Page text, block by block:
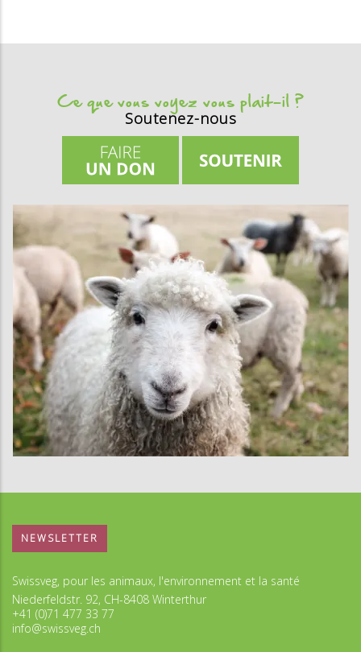
Ce que vous voyez vous plait-il ?
Soutenez-nous
NEWSLETTER
Swissveg, pour les animaux, l'environnement et la santé
Niederfeldstr. 92, CH-8408 Winterthur
+41 (0)71 477 33 77
info@swissveg.ch